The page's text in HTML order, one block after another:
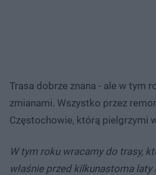
Trasa dobrze znana - ale w tym
zmianami. Wszystko przez
Częstochowie, którą pielgrzymi
W tym roku wracamy do trasy,
właśnie przed kilkunastoma laty